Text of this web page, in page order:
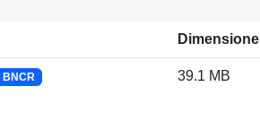
Dimensione
BNCR 39.1 MB